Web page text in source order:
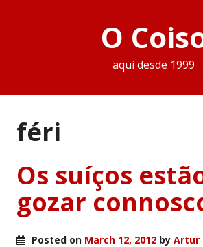
O
aqui desde 1999
féri
Os suíços
gozar
Posted on March 12, 2012 by Artur